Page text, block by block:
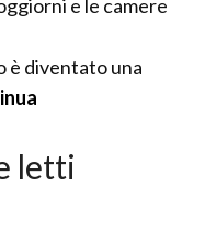
e le camere
è diventato una
letti